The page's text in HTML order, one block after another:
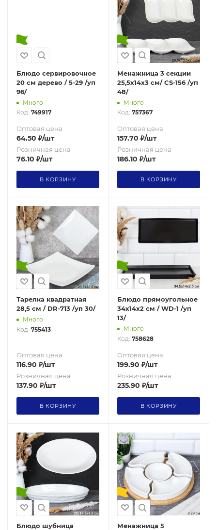
Блюдо сервировочное
20 см дерево / 5-29 /уп
96/
Много
Код: 749917
Оптовая цена
64.50 ₽/шт
Розничная цена
76.10 ₽/шт
В КОРЗИНУ
Менажница 3 секции
25,5х14х3 см/ CS-156 /уп
48/
Много
Код: 757367
Оптовая цена
157.70 ₽/шт
Розничная цена
186.10 ₽/шт
В КОРЗИНУ
Тарелка квадратная
28,5 см / DR-713 /уп 30/
Много
Код: 755413
Оптовая цена
116.90 ₽/шт
Розничная цена
137.90 ₽/шт
В КОРЗИНУ
Блюдо прямоугольное
34х14х2 см / WD-1 /уп
13/
Много
Код: 758628
Оптовая цена
199.90 ₽/шт
Розничная цена
235.90 ₽/шт
В КОРЗИНУ
Блюдо шубница
Менажница 5